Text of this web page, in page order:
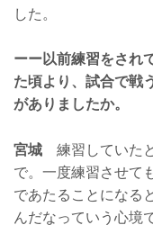
した。
ーー以前練習をされ
た頃より、試合で戦
がありましたか。
宮城 練習していた
で。一度練習させて
であたることになる
んだなっていう心境